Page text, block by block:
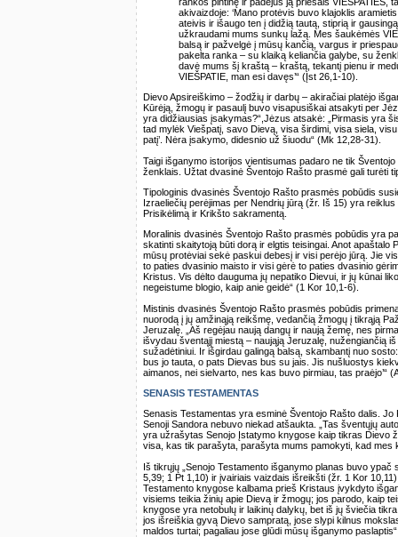
akivaizdoje: ‘Mano protėvis buvo klajoklis
ateivis ir išaugo ten į didžią tautą, stiprią ir
užkraudami mums sunkų lažą. Mes šaukėmės
balsą ir pažvelgė į mūsų kančią, vargus ir
pakelta ranka – su klaiką keliančia galybe, su
davė mums šį kraštą – kraštą, tekantį pienu ir
VIEŠPATIE, man esi davęs’“ (Įst 26,1-10).
Dievo Apsireiškimo – žodžių ir darbų – akiračiai platėjo
Kūrėją, žmogų ir pasaulį buvo visapusiškai atsakyti per
yra didžiausias įsakymas?“,Jėzus atsakė: „Pirmasis yra
tad mylėk Viešpatį, savo Dievą, visa širdimi, visa siela,
patį’. Nėra įsakymo, didesnio už šiuodu“ (Mk 12,28-31).
Taigi išganymo istorijos vientisumas padaro ne tik
ženklais. Užtat dvasinė Šventojo Rašto prasmė gali turėti
Tipologinis dvasinės Šventojo Rašto prasmės pobūdis
Izraeliečių perėjimas per Nendrių jūrą (žr. Iš 15) yra
Prisikėlimą ir Krikšto sakramentą.
Moralinis dvasinės Šventojo Rašto prasmės pobūdis yra
skatinti skaitytoją būti dorą ir elgtis teisingai. Anot
mūsų protėviai sekė paskui debesį ir visi perėjo jūrą. Jie
to paties dvasinio maisto ir visi gėrė to paties dvasinio
Kristus. Vis dėlto dauguma jų nepatiko Dievui, ir jų kūnai
negeistume blogio, kaip anie geidė“ (1 Kor 10,1-6).
Mistinis dvasinės Šventojo Rašto prasmės pobūdis
nuorodą į jų amžinąją reikšmę, vedančią žmogų į tikrąją
Jeruzalę. „Aš regėjau naują dangų ir naują žemę, nes
išvydau šventąjį miestą – naująją Jeruzalę, nužengiančią
sužadėtiniui. Ir išgirdau galingą balsą, skambantį nuo
bus jo tauta, o pats Dievas bus su jais. Jis nušluostys
aimanos, nei sielvarto, nes kas buvo pirmiau, tas praėjo’“
SENASIS TESTAMENTAS
Senasis Testamentas yra esminė Šventojo Rašto dalis.
Senoji Sandora nebuvo niekad atšaukta. „Tas šventųjų
yra užrašytas Senojo Įstatymo knygose kaip tikras Dievo
visa, kas tik parašyta, parašyta mums pamokyti, kad mes
Iš tikrųjų „Senojo Testamento išganymo planas buvo
5,39; 1 Pt 1,10) ir įvairiais vaizdais išreikšti (žr. 1 Kor
Testamento knygose kalbama prieš Kristaus įvykdyto
visiems teikia žinių apie Dievą ir žmogų; jos parodo, kaip
knygose yra netobulų ir laikinų dalykų, bet iš jų šviečia
jos išreiškia gyvą Dievo sampratą, jose slypi kilnus
maldos turtai; pagaliau jose glūdi mūsų išganymo